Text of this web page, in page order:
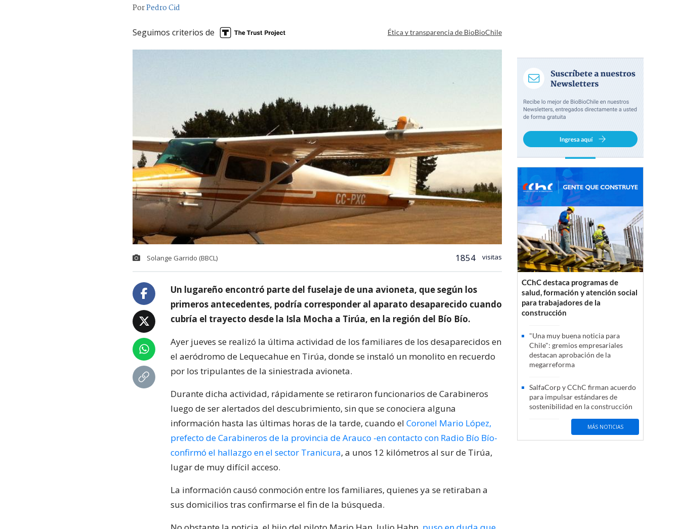
PorPedro Cid
Seguimos criterios de Ética y transparencia de BioBioChile
Solange Garrido (BBCL) 1854 visitas
Un lugareño encontró parte del fuselaje de una avioneta, que según los
primeros antecedentes, podría corresponder al aparato desaparecido cuando
cubría el trayecto desde la Isla Mocha a Tirúa, en la región del Bío Bío.
Ayer jueves se realizó la última actividad de los familiares de los desaparecidos en
el aeródromo de Lequecahue en Tirúa, donde se instaló un monolito en recuerdo
por los tripulantes de la siniestrada avioneta.
Durante dicha actividad, rápidamente se retiraron funcionarios de Carabineros
luego de ser alertados del descubrimiento, sin que se conociera alguna
información hasta las últimas horas de la tarde, cuando el Coronel Mario López,
prefecto de Carabineros de la provincia de Arauco -en contacto con Radio Bío Bío-
confirmó el hallazgo en el sector Tranicura, a unos 12 kilómetros al sur de Tirúa,
lugar de muy difícil acceso.
La información causó conmoción entre los familiares, quienes ya se retiraban a
sus domicilios tras confirmarse el fin de la búsqueda.
CChC destaca programas de
salud, formación y atención social
para trabajadores de la
construcción
"Una muy buena noticia para
Chile": gremios empresariales
destacan aprobación de la
megarreforma
SalfaCorp y CChC firman acuerdo
para impulsar estándares de
sostenibilidad en la construcción
MÁS NOTICIAS